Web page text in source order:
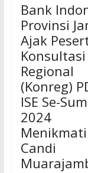
Bank
Provinsi
Ajak
Konsultasi
Regional
(Konreg)
ISE Se-
2024
Menikmati
Candi